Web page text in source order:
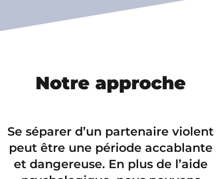
Notre approche
Se séparer d’un partenaire violent
peut être une période accablante
et dangereuse. En plus de l’aide